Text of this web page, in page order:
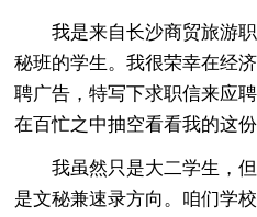
我是来自长沙商贸旅游职
秘班的学生。我很荣幸在经
聘广告，特写下求职信来应
在百忙之中抽空看看我的这
我虽然只是大二学生，但
是文秘兼速录方向。咱们学